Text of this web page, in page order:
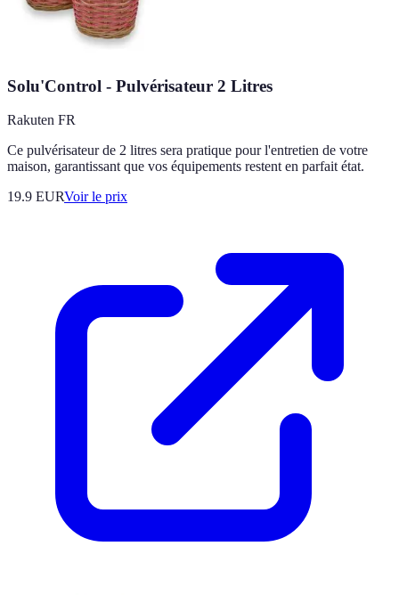
Solu'Control - Pulvérisateur 2 Litres
Rakuten FR
Ce pulvérisateur de 2 litres sera pratique pour l'entretien de votre
maison, garantissant que vos équipements restent en parfait état.
19.9 EURVoir le prix